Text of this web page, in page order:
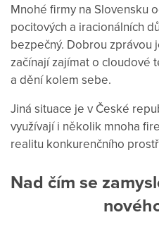
Mnohé firmy na Slovensku
pocitových a iracionálních
bezpečný. Dobrou zprávou
začínají zajímat o cloudové
a dění kolem sebe.
Jiná situace je v České
využívají i několik mnoha
realitu konkurenčního
Nad čím se